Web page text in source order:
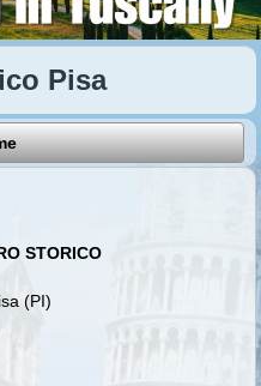
Pisa
STORICO
(PI)